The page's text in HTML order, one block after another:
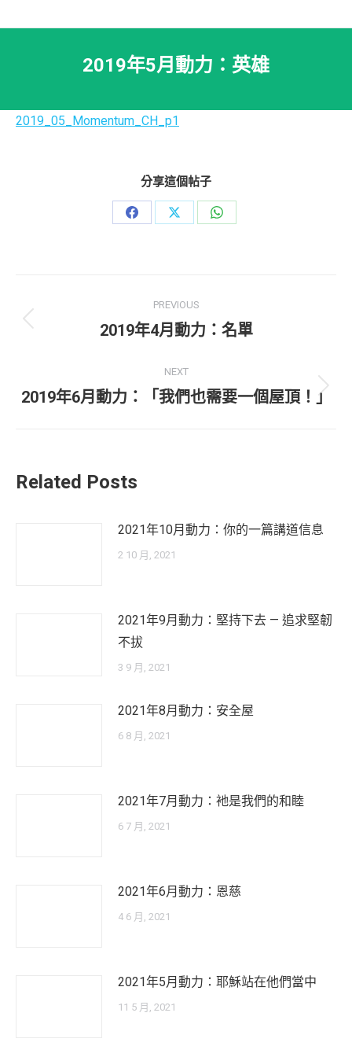
2019年5月動力：英雄
2019_05_Momentum_CH_p1
分享這個帖子
Share
Share
Share
navigation
PREVIOUS
Previous
2019年4月動力：名單
NEXT
Next
2019年6月動力：「我們也需要一個屋頂！」
Related Posts
2021年10月動力：你的一篇講道信息
2 10 月, 2021
2021年9月動力：堅持下去 — 追求堅韌
不拔
3 9 月, 2021
2021年8月動力：安全屋
6 8 月, 2021
2021年7月動力：衪是我們的和睦
6 7 月, 2021
2021年6月動力：恩慈
4 6 月, 2021
2021年5月動力：耶穌站在他們當中
11 5 月, 2021